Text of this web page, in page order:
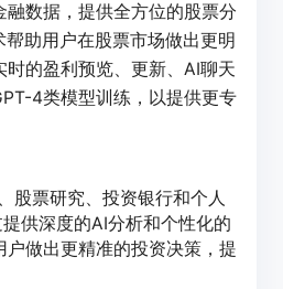
融数据，提供全方位的股票分
助用户在股票市场做出更明
时的盈利预览、更新、AI聊天
4类模型训练，以提供更专
股票研究、投资银行和个人
供深度的AI分析和个性化的
做出更精准的投资决策，提